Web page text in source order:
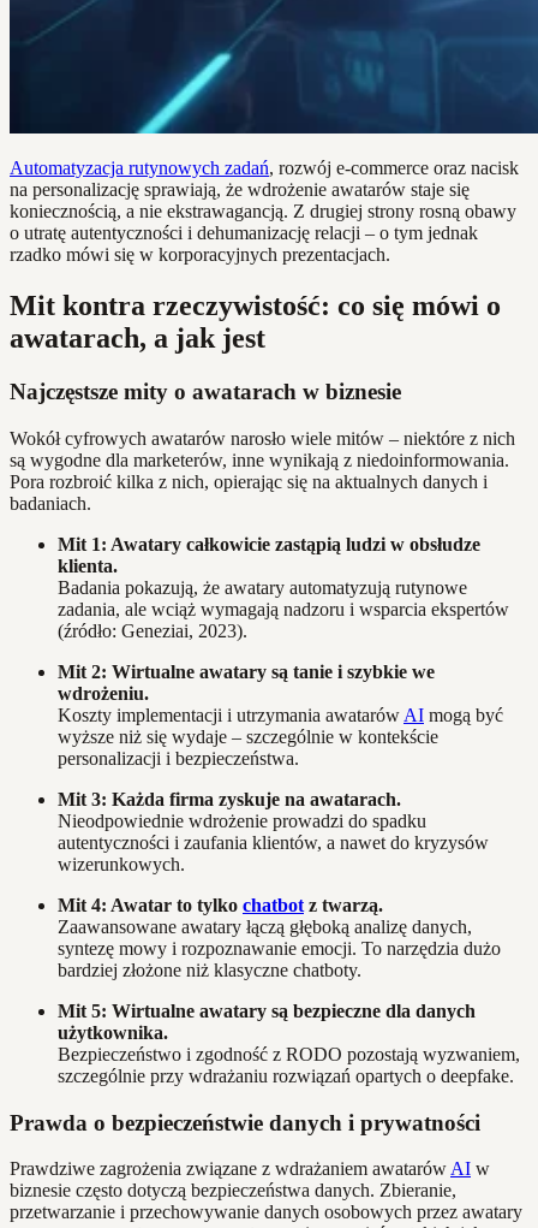
Automatyzacja rutynowych zadań, rozwój e-commerce oraz nacisk
na personalizację sprawiają, że wdrożenie awatarów staje się
koniecznością, a nie ekstrawagancją. Z drugiej strony rosną obawy
o utratę autentyczności i dehumanizację relacji – o tym jednak
rzadko mówi się w korporacyjnych prezentacjach.
Mit kontra rzeczywistość: co się mówi o
awatarach, a jak jest
Najczęstsze mity o awatarach w biznesie
Wokół cyfrowych awatarów narosło wiele mitów – niektóre z nich
są wygodne dla marketerów, inne wynikają z niedoinformowania.
Pora rozbroić kilka z nich, opierając się na aktualnych danych i
badaniach.
Mit 1: Awatary całkowicie zastąpią ludzi w obsłudze
klienta.
Badania pokazują, że awatary automatyzują rutynowe
zadania, ale wciąż wymagają nadzoru i wsparcia ekspertów
(źródło: Geneziai, 2023).
Mit 2: Wirtualne awatary są tanie i szybkie we
wdrożeniu.
Koszty implementacji i utrzymania awatarów AI mogą być
wyższe niż się wydaje – szczególnie w kontekście
personalizacji i bezpieczeństwa.
Mit 3: Każda firma zyskuje na awatarach.
Nieodpowiednie wdrożenie prowadzi do spadku
autentyczności i zaufania klientów, a nawet do kryzysów
wizerunkowych.
Mit 4: Awatar to tylko chatbot z twarzą.
Zaawansowane awatary łączą głęboką analizę danych,
syntezę mowy i rozpoznawanie emocji. To narzędzia dużo
bardziej złożone niż klasyczne chatboty.
Mit 5: Wirtualne awatary są bezpieczne dla danych
użytkownika.
Bezpieczeństwo i zgodność z RODO pozostają wyzwaniem,
szczególnie przy wdrażaniu rozwiązań opartych o deepfake.
Prawda o bezpieczeństwie danych i prywatności
Prawdziwe zagrożenia związane z wdrażaniem awatarów AI w
biznesie często dotyczą bezpieczeństwa danych. Zbieranie,
przetwarzanie i przechowywanie danych osobowych przez awatary